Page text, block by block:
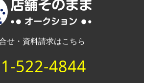
せ・資料請求はこちら
522-4844